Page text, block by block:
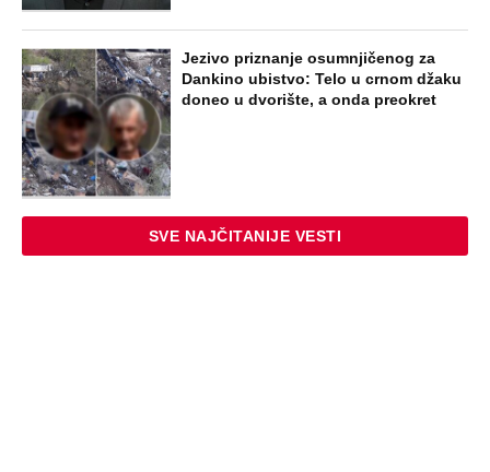
Jezivo priznanje osumnjičenog za
Dankino ubistvo: Telo u crnom džaku
doneo u dvorište, a onda preokret
SVE NAJČITANIJE VESTI